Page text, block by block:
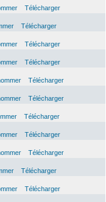
Télécharger
Télécharger
Télécharger
Télécharger
Télécharger
Télécharger
Télécharger
Télécharger
Télécharger
Télécharger
Télécharger